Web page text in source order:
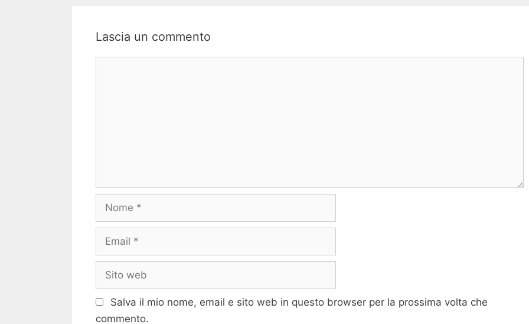
Lascia un commento
web
Salva il mio nome, email e sito web in questo browser per la prossima volta che
commento.